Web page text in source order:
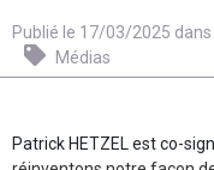
Publié le 17/03/2025
Médias
Patrick HETZEL est co-